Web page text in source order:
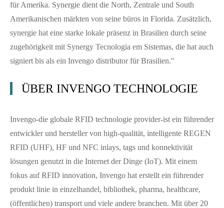
für Amerika. Synergie dient die North, Zentrale und South
Amerikanischen märkten von seine büros in Florida. Zusätzlich,
synergie hat eine starke lokale präsenz in Brasilien durch seine
zugehörigkeit mit Synergy Tecnologia em Sistemas, die hat auch
signiert bis als ein Invengo distributor für Brasilien.''
ÜBER INVENGO TECHNOLOGIE
Invengo-die globale RFID technologie provider-ist ein führender
entwickler und hersteller von high-qualität, intelligente REGEN
RFID (UHF), HF und NFC inlays, tags und konnektivität
lösungen genutzt in die Internet der Dinge (IoT). Mit einem
fokus auf RFID innovation, Invengo hat erstellt ein führender
produkt linie in einzelhandel, bibliothek, pharma, healthcare,
(öffentlichen) transport und viele andere branchen. Mit über 20